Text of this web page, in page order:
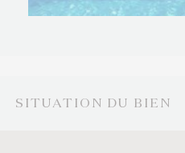
SITUATION DU BIEN